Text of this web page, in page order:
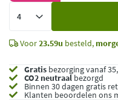
Voor23.59u besteld,
Gratis bezorging vanaf
CO2 neutraalbezorgd
Binnen 30 dagen gratis
Klanten beoordelen ons